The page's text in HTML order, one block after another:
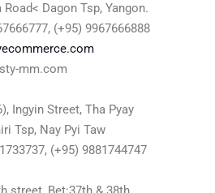
Dagon Tsp, Yangon.
(+95) 9967666888
mm.com
Ingyin Street, Tha Pyay
Tsp, Nay Pyi Taw
(+95) 9881744747